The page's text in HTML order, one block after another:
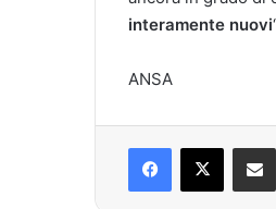
interamente nuovi
ANSA